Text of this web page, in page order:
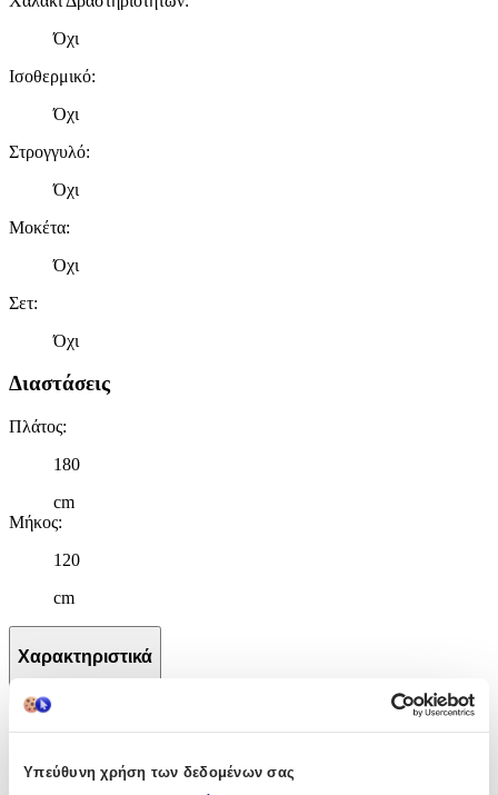
Υπεύθυνη χρήση των δεδομένων σας
Όχι
Ισοθερμικό:
Όχι
Στρογγυλό:
Όχι
Μοκέτα:
Όχι
Σετ:
Όχι
Διαστάσεις
Πλάτος:
180
cm
Μήκος:
120
cm
Χαρακτηριστικά
Χαρακτηριστικά